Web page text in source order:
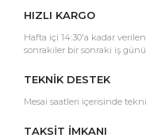
HIZLI KARGO
Hafta içi 14:30'a kadar
sonrakiler bir sonraki iş günü
TEKNİK DESTEK
Mesai saatleri içerisinde
TAKSİT İMKANI